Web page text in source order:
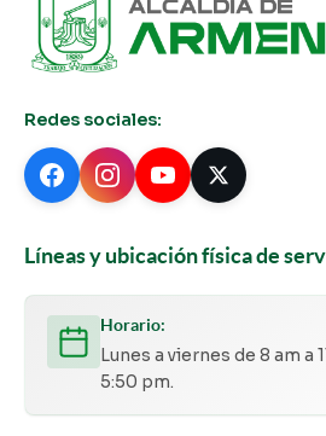
Redes sociales:
Líneas y ubicación física de
Horario:
Lunes a viernes de 8 am a
5:50 pm.